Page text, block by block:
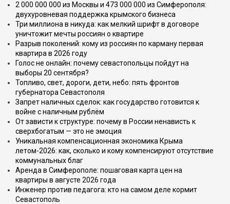
2 000 000 000 из Москвы и 473 000 000 из Симферополя:
двухуровневая поддержка крымского бизнеса
Три миллиона в никуда: как мелкий шрифт в договоре
уничтожит мечты россиян о квартире
Разрыв поколений: кому из россиян по карману первая
квартира в 2026 году
Голос не онлайн: почему севастопольцы пойдут на
выборы 20 сентября?
Топливо, свет, дороги, дети, небо: пять фронтов
губернатора Севастополя
Запрет наличных сделок: как государство готовится к
войне с наличным рублём
От зависти к структуре: почему в России ненависть к
сверхбогатым — это не эмоция
Уникальная компенсационная экономика Крыма
летом-2026: как, сколько и кому компенсируют отсутствие
коммунальных благ
Аренда в Симферополе: пошаговая карта цен на
квартиры в августе 2026 года
Инженер против педагога: кто на самом деле кормит
Севастополь